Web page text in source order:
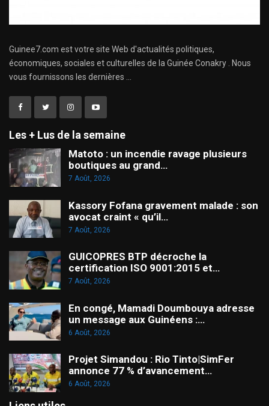
Guinee7.com est votre site Web d'actualités politiques,
économiques, sociales et culturelles de la Guinée Conakry . Nous
vous fournissons les dernières ...
Les + Lus de la semaine
Matoto : un incendie ravage plusieurs
boutiques au grand…
7 Août, 2026
Kassory Fofana gravement malade : son
avocat craint « qu’il…
7 Août, 2026
GUICOPRES BTP décroche la
certification ISO 9001:2015 et…
7 Août, 2026
En congé, Mamadi Doumbouya adresse
un message aux Guinéens :…
6 Août, 2026
Projet Simandou : Rio Tinto|SimFer
annonce 77 % d’avancement…
6 Août, 2026